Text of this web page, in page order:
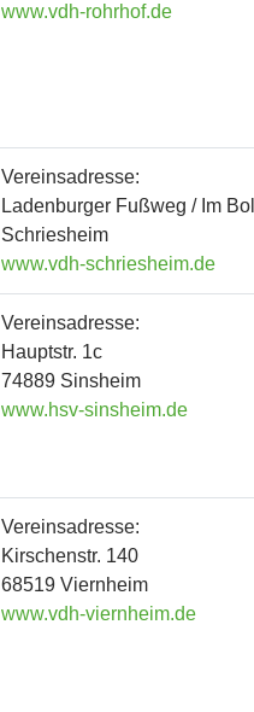
www.vdh-rohrhof.de
Vereinsadresse:
Ladenburger Fußweg / Im
Schriesheim
www.vdh-schriesheim.de
Vereinsadresse:
Hauptstr. 1c
74889 Sinsheim
www.hsv-sinsheim.de
Vereinsadresse:
Kirschenstr. 140
68519 Viernheim
www.vdh-viernheim.de